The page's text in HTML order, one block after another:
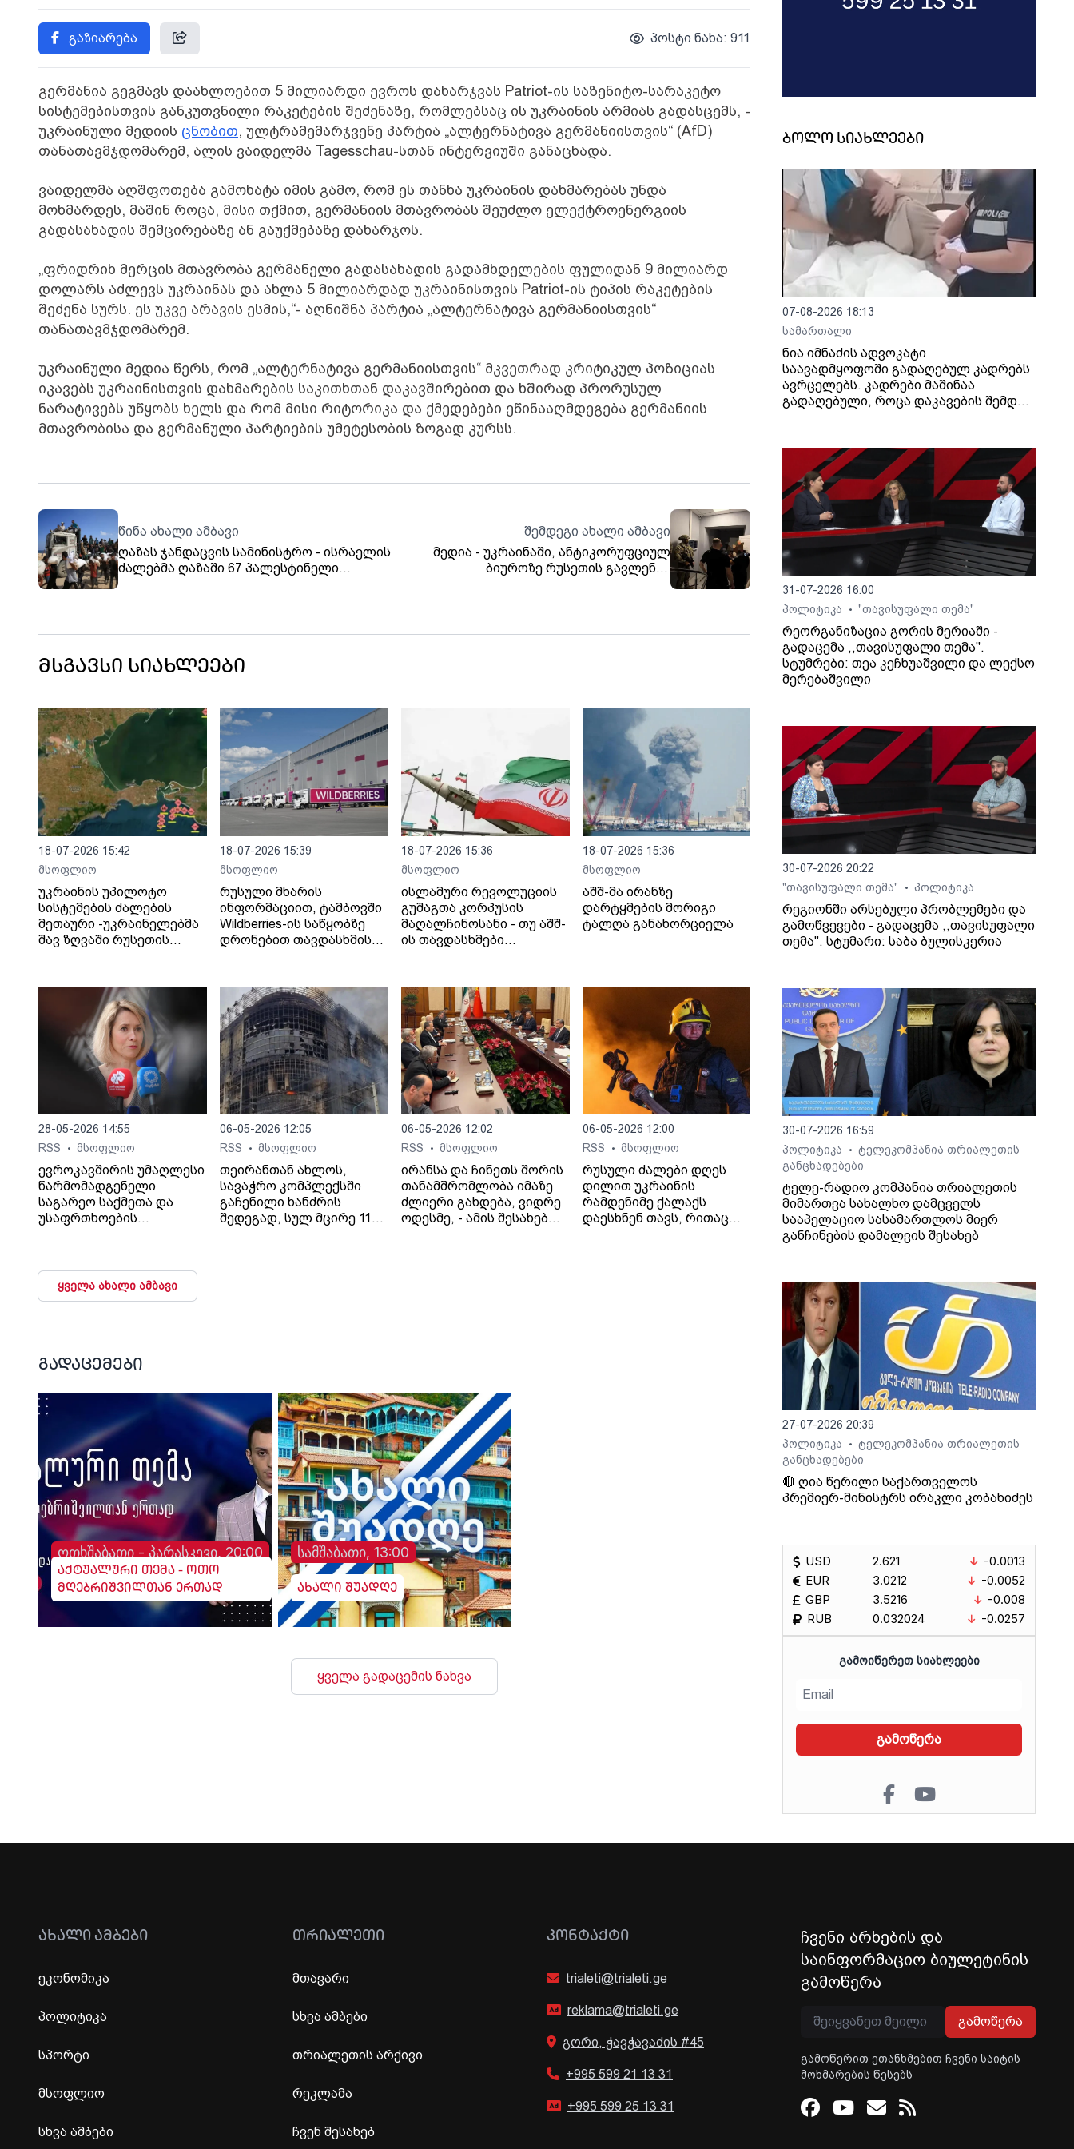
გაზიარება პოსტი ნახა: 911
გერმანია გეგმავს დაახლოებით 5 მილიარდი ევროს დახარჯვას Patriot-ის საზენიტო-სარაკეტო
სისტემებისთვის განკუთვნილი რაკეტების შეძენაზე, რომლებსაც ის უკრაინის არმიას გადასცემს, -
უკრაინული მედიის ცნობით, ულტრამემარჯვენე პარტია „ალტერნატივა გერმანიისთვის“ (AfD)
თანათავმჯდომარემ, ალის ვაიდელმა Tagesschau-სთან ინტერვიუში განაცხადა.
ვაიდელმა აღშფოთება გამოხატა იმის გამო, რომ ეს თანხა უკრაინის დახმარებას უნდა
მოხმარდეს, მაშინ როცა, მისი თქმით, გერმანიის მთავრობას შეუძლო ელექტროენერგიის
გადასახადის შემცირებაზე ან გაუქმებაზე დახარჯოს.
„ფრიდრიხ მერცის მთავრობა გერმანელი გადასახადის გადამხდელების ფულიდან 9 მილიარდ
დოლარს აძლევს უკრაინას და ახლა 5 მილიარდად უკრაინისთვის Patriot-ის ტიპის რაკეტების
შეძენა სურს. ეს უკვე არავის ესმის,“- აღნიშნა პარტია „ალტერნატივა გერმანიისთვის“
თანათავმჯდომარემ.
უკრაინული მედია წერს, რომ „ალტერნატივა გერმანიისთვის“ მკვეთრად კრიტიკულ პოზიციას
იკავებს უკრაინისთვის დახმარების საკითხთან დაკავშირებით და ხშირად პრორუსულ
ნარატივებს უწყობს ხელს და რომ მისი რიტორიკა და ქმედებები ეწინააღმდეგება გერმანიის
მთავრობისა და გერმანული პარტიების უმეტესობის ზოგად კურსს.
წინა ახალი ამბავი
ღაზას ჯანდაცვის სამინისტრო - ისრაელის
ძალებმა ღაზაში 67 პალესტინელი
შემდეგი ახალი ამბავი
მედია - უკრაინაში, ანტიკორუფციულ
ბიუროზე რუსეთის გავლენის
ნეიტრალიზაციის მიზნით, სპეცოპერაცია
მსგავსი სიახლეები
18-07-2026 15:42
მსოფლიო
უკრაინის უპილოტო
სისტემების ძალების
მეთაური -უკრაინელებმა
შავ ზღვაში რუსეთის
18-07-2026 15:39
მსოფლიო
რუსული მხარის
ინფორმაციით, ტამბოვში
Wildberries-ის საწყობზე
დრონებით თავდასხმის
18-07-2026 15:36
მსოფლიო
ისლამური რევოლუციის
გუშაგთა კორპუსის
მაღალჩინოსანი - თუ აშშ-
ის თავდასხმები
შეტევითი ოპერაციების
ფაზაში გადავალთ.
18-07-2026 15:36
მსოფლიო
აშშ-მა ირანზე
დარტყმების მორიგი
ტალღა განახორციელა
28-05-2026 14:55
RSS
• მსოფლიო
ევროკავშირის უმაღლესი
წარმომადგენელი
საგარეო საქმეთა და
უსაფრთხოების
საკითხზე
მოლაპარაკებების
საქართველოდან და
ჯარების გაყვანის
საკითხსაც დააყენებს.
06-05-2026 12:05
RSS
• მსოფლიო
თეირანთან ახლოს,
სავაჭრო კომპლექსში
გაჩენილი ხანძრის
შედეგად, სულ მცირე 11
ანდიშეში გაჩნდა, სადაც
250-ზე მეტი კომერციული
და 50 საოფისე ფართია
განთავსებული.
06-05-2026 12:02
RSS
• მსოფლიო
ირანსა და ჩინეთს შორის
თანამშრომლობა იმაზე
ძლიერი გახდება, ვიდრე
ოდესმე, - ამის შესახებ
შეხვედრაზე ჩინეთს
„ირანის ახლო მეგობარი“
უწოდა. „არსებულ
ვითარებაში, ჩვენს
ქვეყნებს შორის
ორმხრივი
თანამშრომლობა კიდევ
უფრო გაძლიერდება“, -
განაცხადა აბას არაღჩიმ.
06-05-2026 12:00
RSS
• მსოფლიო
რუსული ძალები დღეს
დილით უკრაინის
რამდენიმე ქალაქს
დაესხნენ თავს, რითაც
ყველა ახალი ამბავი
გადაცემები
ოთხშაბათი - პარასკევი, 20:00
აქტუალური თემა - ოთო
მღებრიშვილთან ერთად
სამშაბათი, 13:00
ახალი შუადღე
ყველა გადაცემის ნახვა
ბოლო სიახლეები
07-08-2026 18:13
სამართალი
ნია იმნაძის ადვოკატი
საავადმყოფოში გადაღებულ კადრებს
ავრცელებს. კადრები მაშინაა
გადაღებული, როცა დაკავების შემდეგ
31-07-2026 16:00
პოლიტიკა
• "თავისუფალი თემა"
რეორგანიზაცია გორის მერიაში -
გადაცემა ,,თავისუფალი თემა".
სტუმრები: თეა კეჩხუაშვილი და ლექსო
მერებაშვილი
30-07-2026 20:22
"თავისუფალი თემა"
• პოლიტიკა
რეგიონში არსებული პრობლემები და
გამოწვევები - გადაცემა ,,თავისუფალი
თემა". სტუმარი: საბა ბულისკერია
30-07-2026 16:59
პოლიტიკა
•
ტელეკომპანია თრიალეთის
განცხადებები
ტელე-რადიო კომპანია თრიალეთის
მიმართვა სახალხო დამცველს
სააპელაციო სასამართლოს მიერ
განჩინების დამალვის შესახებ
27-07-2026 20:39
პოლიტიკა
•
ტელეკომპანია თრიალეთის
განცხადებები
🔴 ღია წერილი საქართველოს
პრემიერ-მინისტრს ირაკლი კობახიძეს
USD
EUR
GBP
RUB
2.621
3.0212
3.5216
0.032024
-0.0013
-0.0052
-0.008
-0.0257
ᲒᲐᲛᲝᲘᲬᲔᲠᲔᲗ ᲡᲘᲐᲮᲚᲔᲔᲑᲘ
გამოწერა
ᲐᲮᲐᲚᲘ ᲐᲛᲑᲔᲑᲘ
ეკონომიკა
პოლიტიკა
სპორტი
მსოფლიო
სხვა ამბები
ᲗᲠᲘᲐᲚᲔᲗᲘ
მთავარი
სხვა ამბები
თრიალეთის არქივი
რეკლამა
ჩვენ შესახებ
ᲙᲝᲜᲢᲐᲥᲢᲘ
trialeti@trialeti.ge
reklama@trialeti.ge
გორი, ჭავჭავაძის #45
+995 599 21 13 31
+995 599 25 13 31
ჩვენი არხების და
საინფორმაციო ბიულეტინის
გამოწერა
გამოწერა
გამოწერით ეთანხმებით ჩვენი საიტის
მოხმარების წესებს
Facebook
Youtube
Email
RSS